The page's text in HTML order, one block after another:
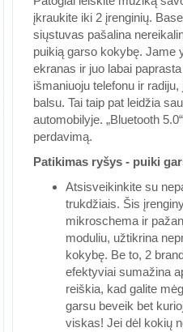
įkraukite iki 2 įrenginių.
siųstuvas pašalina
puikią garso kokybę. Jame
ekranas ir juo labai
išmaniuoju telefonu ir
balsu. Tai taip pat leidžia
automobilyje. „Bluetooth
perdavimą.
Patikimas ryšys - puiki
Atsisveikinkite su
trukdžiais. Šis
mikroschema ir
moduliu, užtikrina
kokybę. Be to, 2
efektyviai sumažina
reiškia, kad galite
garsu beveik bet
viskas! Jei dėl kokių